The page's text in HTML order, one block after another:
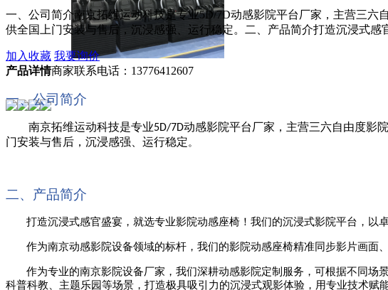
一、公司简介南京拓维运动科技是专业5D/7D动感影院平台厂家，主营三
供全国上门安装与售后，沉浸感强、运行稳定。二、产品简介打造沉浸式
加入收藏 我要询价
产品详情商家联系电话：13776412607
一、公司简介
南京拓维运动科技是专业5D/7D动感影院平台厂家，主营三六自由度影院
门安装与售后，沉浸感强、运行稳定。
二、产品简介
打造沉浸式感官盛宴，就选专业影院动感座椅！我们的沉浸式影院平台，以
作为南京动感影院设备领域的标杆，我们的影院动感座椅精准同步影片画面
作为专业的南京影院设备厂家，我们深耕动感影院定制服务，可根据不同场
科普科教、主题乐园等场景，打造极具吸引力的沉浸式观影体验，用专业技术赋